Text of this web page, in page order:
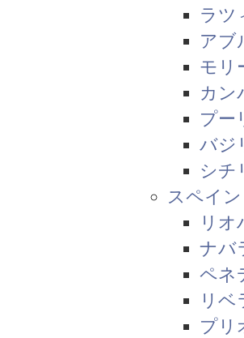
ラツ
アブ
モリ
カン
プー
バジ
シチ
スペイン
リオ
ナバ
ペネ
リベ
プリ